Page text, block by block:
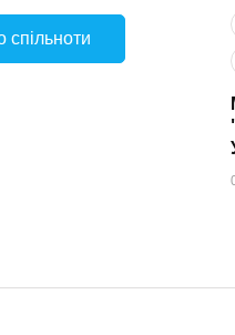
спільноти